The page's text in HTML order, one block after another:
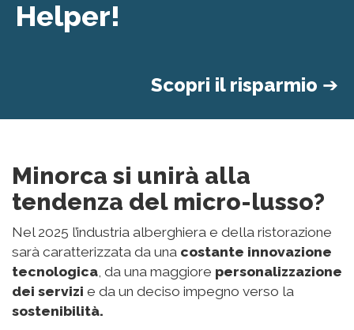
Helper!
Scopri il risparmio ➔
Minorca si unirà alla
tendenza del micro-lusso?
Nel 2025 l’industria alberghiera e della ristorazione
sarà caratterizzata da una costante innovazione
tecnologica, da una maggiore personalizzazione
dei servizi e da un deciso impegno verso la
sostenibilità.